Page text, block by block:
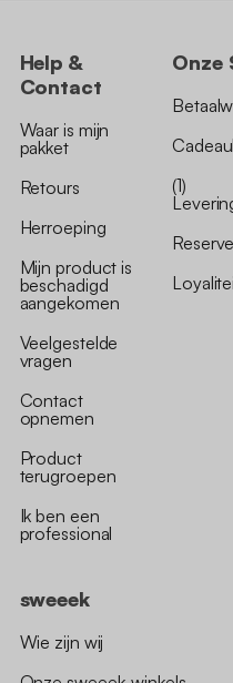
Help &
Contact
Waar is mijn
pakket
Retours
Herroeping
Mijn product is
beschadigd
aangekomen
Veelgestelde
vragen
Contact
opnemen
Product
terugroepen
Ik ben een
professional
Onze
(1)
sweeek
Wie zijn wij